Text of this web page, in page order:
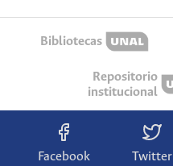
Bibliotecas
Repositorio
institucional
Facebook Twitter